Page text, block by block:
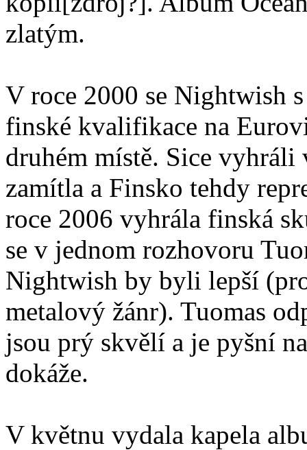
zlatým.
V roce 2000 se Nightwish
finské kvalifikace na
druhém místě. Sice vyhráli
zamítla a Finsko tehdy
roce 2006 vyhrála finská
se v jednom rozhovoru
Nightwish by byli lepší
metalový žánr). Tuomas
jsou prý skvělí a je pyšní
dokáže.
V květnu vydala kapela